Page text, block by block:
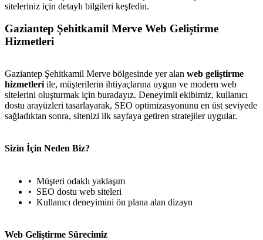
siteleriniz için detaylı bilgileri keşfedin.
Gaziantep Şehitkamil Merve Web Geliştirme
Hizmetleri
Gaziantep Şehitkamil Merve bölgesinde yer alan web geliştirme
hizmetleri ile, müşterilerin ihtiyaçlarına uygun ve modern web
sitelerini oluşturmak için buradayız. Deneyimli ekibimiz, kullanıcı
dostu arayüzleri tasarlayarak, SEO optimizasyonunu en üst seviyede
sağladıktan sonra, sitenizi ilk sayfaya getiren stratejiler uygular.
Sizin İçin Neden Biz?
Müşteri odaklı yaklaşım
SEO dostu web siteleri
Kullanıcı deneyimini ön plana alan dizayn
Web Geliştirme Sürecimiz